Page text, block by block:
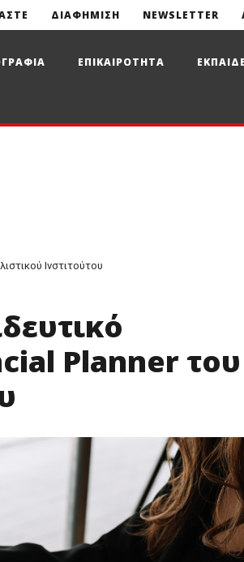
ΔΙΑΦΗΜΙΣΗ NEWSLETTER
ΕΠΙΚΑΙΡΟΤΗΤΑ
Ινστιτούτου
Planner του